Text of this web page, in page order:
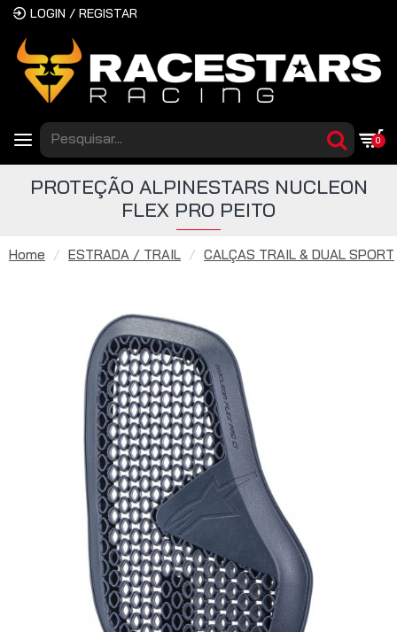
LOGIN / REGISTAR
0
Home ESTRADA / TRAIL CALÇAS TRAIL & DUAL SPORT
PROTEÇÃO ALPINESTARS NUCLEON
FLEX PRO PEITO